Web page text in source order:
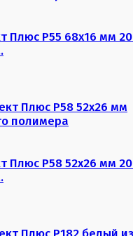
Плюс P55 68х16 мм
Плюс P58 52х26 мм